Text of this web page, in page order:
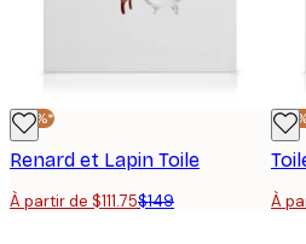
-25%*
Renard et Lapin Toile
À partir de $111.75$149
-
À